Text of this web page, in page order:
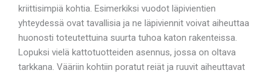
kriittisimpiä kohtia. Esimerkiksi vuodot läpivientien
yhteydessä ovat tavallisia ja ne läpiviennit voivat aiheuttaa
huonosti toteutettuina suurta tuhoa katon rakenteissa.
Lopuksi vielä kattotuotteiden asennus, jossa on oltava
tarkkana. Vääriin kohtiin poratut reiät ja ruuvit aiheuttavat